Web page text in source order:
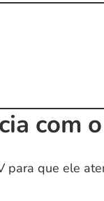
com
para que ele